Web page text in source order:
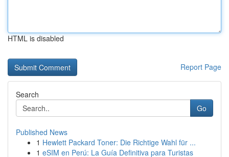
HTML is disabled
Report Page
Search
Go
Published News
1 Hewlett Packard Toner: Die Richtige Wahl für ...
1 eSIM en Perú: La Guía Definitiva para Turistas